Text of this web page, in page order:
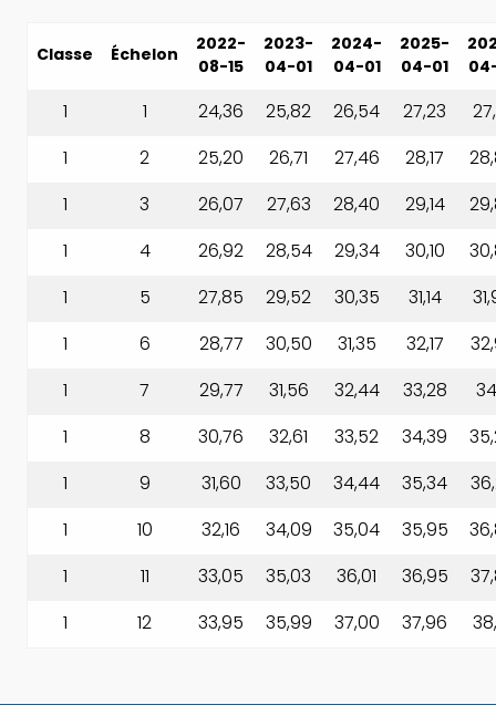
Classe Échelon
2022-
08-15
2023-
04-01
2024-
04-01
2025-
04-01
1 1 24,36 25,82 26,54 27,23
1
2 25,20 26,71 27,46 28,17
1
3 26,07 27,63 28,40 29,14
1
4 26,92 28,54 29,34 30,10
1
5 27,85 29,52 30,35 31,14
1
6 28,77 30,50 31,35 32,17
1
7 29,77 31,56 32,44 33,28
1
8 30,76 32,61 33,52 34,39
1
9 31,60 33,50 34,44 35,34
1
10 32,16 34,09 35,04 35,95
1
11 33,05 35,03 36,01 36,95
1
12 33,95 35,99 37,00 37,96